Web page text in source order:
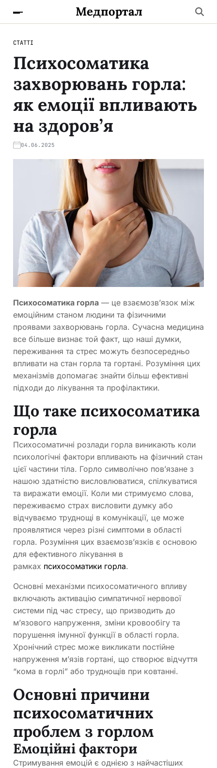
Медпортал
СТАТТІ
Психосоматика
захворювань горла:
як емоції впливають
на здоров’я
04.06.2025
Психосоматика горла — це взаємозв’язок між
емоційним станом людини та фізичними
проявами захворювань горла. Сучасна медицина
все більше визнає той факт, що наші думки,
переживання та стрес можуть безпосередньо
впливати на стан горла та гортані. Розуміння цих
механізмів допомагає знайти більш ефективні
підходи до лікування та профілактики.
Що таке психосоматика
горла
Психосоматичні розлади горла виникають коли
психологічні фактори впливають на фізичний стан
цієї частини тіла. Горло символічно пов’язане з
нашою здатністю висловлюватися, спілкуватися
та виражати емоції. Коли ми стримуємо слова,
переживаємо страх висловити думку або
відчуваємо труднощі в комунікації, це може
проявлятися через різні симптоми в області
горла. Розуміння цих взаємозв’язків є основою
для ефективного лікування в
рамках психосоматики горла.
Основні механізми психосоматичного впливу
включають активацію симпатичної нервової
системи під час стресу, що призводить до
м’язового напруження, зміни кровообігу та
порушення імунної функції в області горла.
Хронічний стрес може викликати постійне
напруження м’язів гортані, що створює відчуття
“кома в горлі” або труднощів при ковтанні.
Основні причини
психосоматичних
проблем з горлом
Емоційні фактори
Стримування емоцій є однією з найчастіших